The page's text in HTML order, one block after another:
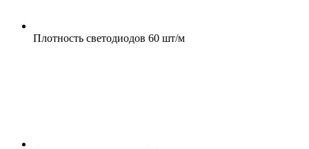
Плотность светодиодов 60 шт/м